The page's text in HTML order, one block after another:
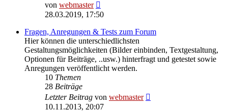
von webmaster
Beitrag
28.03.2019, 17:50
Fragen, Anregungen & Tests zum Forum
Hier können die unterschiedlichsten
Gestaltungsmöglichkeiten (Bilder einbinden, Textgestaltung,
Optionen für Beiträge, ..usw.) hinterfragt und getestet sowie
Anregungen veröffentlicht werden.
10 Themen
28 Beiträge
Letzter Beitrag von webmaster
10.11.2013, 20:07